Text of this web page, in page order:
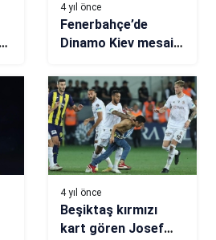
4 yıl önce
Fenerbahçe’de
Dinamo Kiev mesaisi
4 yıl önce
Beşiktaş kırmızı
kart gören Josef